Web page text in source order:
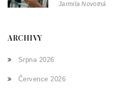
Jarmila Novotná
ARCHIVY
Srpna 2026
Července 2026